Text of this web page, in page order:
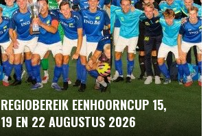
REGIOBEREIK EENHOORNCUP 15,
19 EN 22 AUGUSTUS 2026